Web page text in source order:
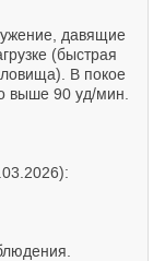
давящие
(быстрая
В покое
выше 90 уд/мин.